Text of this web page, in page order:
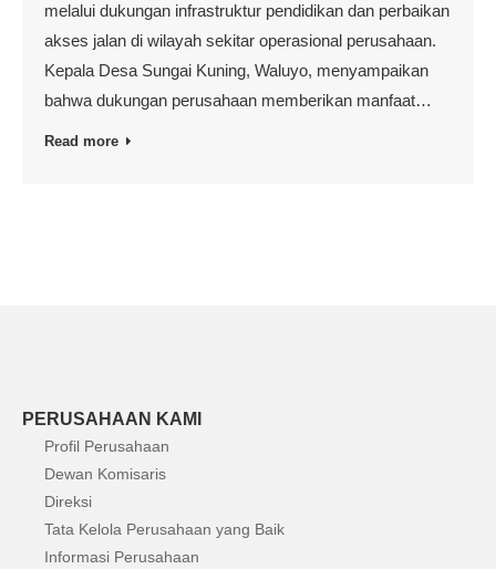
melalui dukungan infrastruktur pendidikan dan perbaikan
akses jalan di wilayah sekitar operasional perusahaan.
Kepala Desa Sungai Kuning, Waluyo, menyampaikan
bahwa dukungan perusahaan memberikan manfaat…
Read more
PERUSAHAAN KAMI
Profil Perusahaan
Dewan Komisaris
Direksi
Tata Kelola Perusahaan yang Baik
Informasi Perusahaan